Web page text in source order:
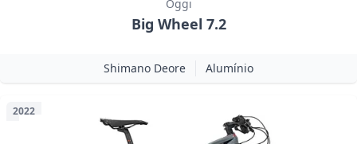
Oggi
Big Wheel 7.2
Shimano Deore Alumínio
2022